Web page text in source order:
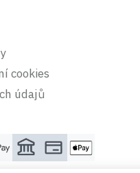
cookies
údajů